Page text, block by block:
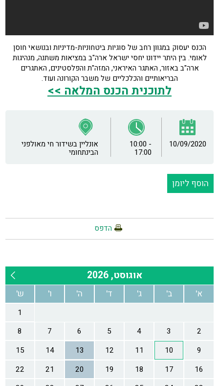
הכנס יעסוק במגוון רחב של סוגיות ביטחוניות-מדיניות ובנושאי חוסן
לאומי. בין היתר יידונו יחסי ישראל ארה"ב במציאות משתנה, מנהיגות
ארה"ב באזור, האתגר האיראני, המזה"ת והפלסטינים, האתגרים
הבריאותיים והכלכליים של משבר הקורונה ועוד.
לתוכנית הכנס המלאה >>
10/09/2020
10:00 -
17:00
אונליין בשידור חי מאולפני
הבינתחומי
הוסף ליומן
הדפס